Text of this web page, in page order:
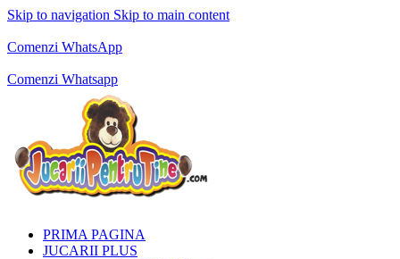
Skip to navigation Skip to main content
Comenzi WhatsApp
Comenzi Whatsapp
PRIMA PAGINA
JUCARII PLUS